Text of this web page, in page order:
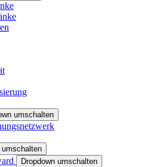
umschalten
umschalten
Dropdown umschalten